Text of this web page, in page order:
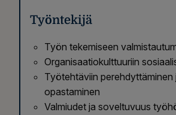
Työntekijä
Työn tekemiseen
Organisaatiokulttuuriin
Työtehtäviin perehdyttäminen
opastaminen
Valmiudet ja soveltuvuus